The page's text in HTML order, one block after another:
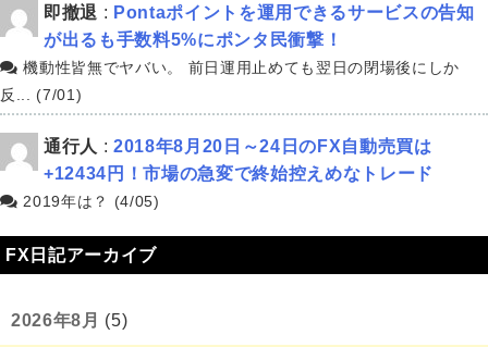
即撤退 : Pontaポイントを運用できるサービスの告知
が出るも手数料5%にポンタ民衝撃！
機動性皆無でヤバい。 前日運用止めても翌日の閉場後にしか
反... (7/01)
通行人 : 2018年8月20日～24日のFX自動売買は
+12434円！市場の急変で終始控えめなトレード
2019年は？ (4/05)
FX日記アーカイブ
2026年8月 (5)